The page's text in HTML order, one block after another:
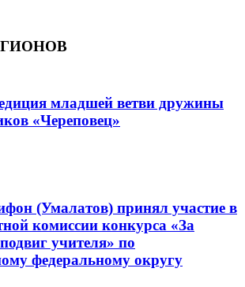
младшей ветви дружины
«Череповец»
(Умалатов) принял участие в
комиссии конкурса «За
учителя» по
федеральному округу